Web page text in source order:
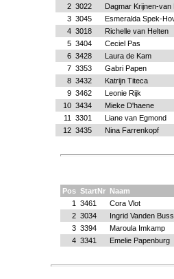
2 3022 Dagmar Krijnen-van
3 3045 Esmeralda Spek-
4 3018 Richelle van Helten
5 3404 Ceciel Pas
6 3428 Laura de Kam
7 3353 Gabri Papen
8 3432 Katrijn Titeca
9 3462 Leonie Rijk
10 3434 Mieke D'haene
11
3301 Liane van Egmond
12 3435 Nina Farrenkopf
Pos StartNr Naam
1
3461 Cora Vlot
2 3034 Ingrid Vanden
3 3394 Maroula Imkamp
4 3341 Emelie Papenburg